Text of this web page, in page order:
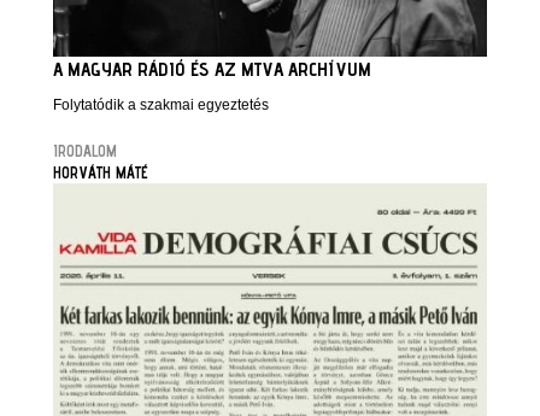
A MAGYAR RÁDIÓ ÉS AZ MTVA ARCHÍVUM
Folytatódik a szakmai egyeztetés
IRODALOM
HORVÁTH MÁTÉ